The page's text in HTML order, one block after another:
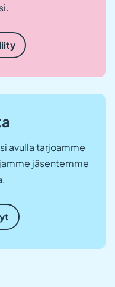
avulla tarjoamme
jäsentemme